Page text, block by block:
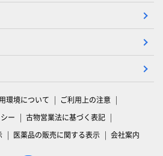
環境について
ご利用上の注意
ー
古物営業法に基づく表記
医薬品の販売に関する表示 会社案内